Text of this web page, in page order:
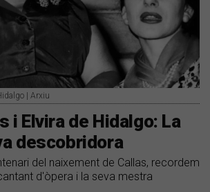
| Arxiu
i Elvira de Hidalgo: La
descobridora
del naixement de Callas, recordem
d'òpera i la seva mestra